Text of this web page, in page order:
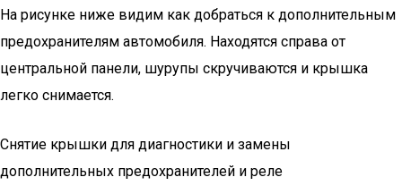
На рисунке ниже видим как добраться к дополнительным
предохранителям автомобиля. Находятся справа от
центральной панели, шурупы скручиваются и крышка
легко снимается.
Снятие крышки для диагностики и замены
дополнительных предохранителей и реле